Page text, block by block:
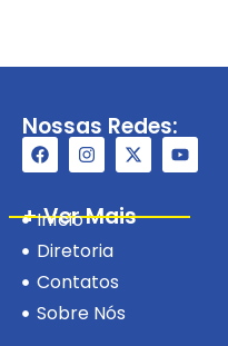
Nossas Redes:
+ Ver Mais
Início
Diretoria
Contatos
Sobre Nós